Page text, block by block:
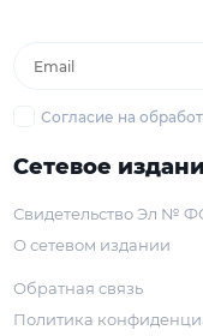
Согласие на
Сетевое
Свидетельство Эл №
О сетевом издании
Обратная связь
Политика